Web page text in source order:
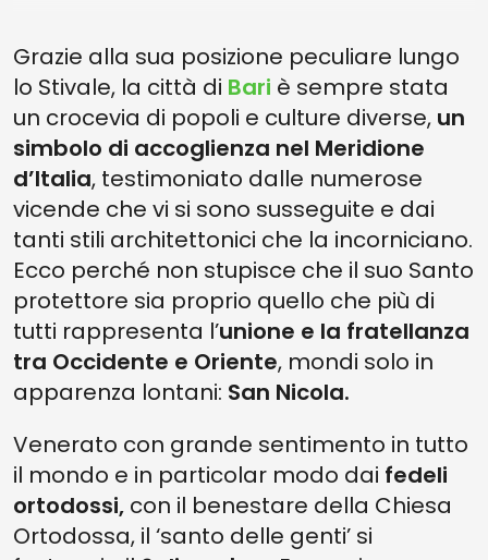
Grazie alla sua posizione peculiare lungo
lo Stivale, la città di Bari è sempre stata
un crocevia di popoli e culture diverse, un
simbolo di accoglienza nel Meridione
d’Italia, testimoniato dalle numerose
vicende che vi si sono susseguite e dai
tanti stili architettonici che la incorniciano.
Ecco perché non stupisce che il suo Santo
protettore sia proprio quello che più di
tutti rappresenta l’unione e la fratellanza
tra Occidente e Oriente, mondi solo in
apparenza lontani: San Nicola.
Venerato con grande sentimento in tutto
il mondo e in particolar modo dai fedeli
ortodossi, con il benestare della Chiesa
Ortodossa, il ‘santo delle genti’ si